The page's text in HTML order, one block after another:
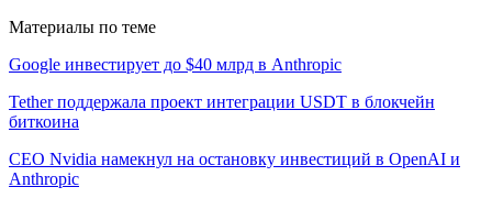
Материалы по теме
Google инвестирует до $40 млрд в Anthropic
Tether поддержала проект интеграции USDT в блокчейн
биткоина
CEO Nvidia намекнул на остановку инвестиций в OpenAI и
Anthropic